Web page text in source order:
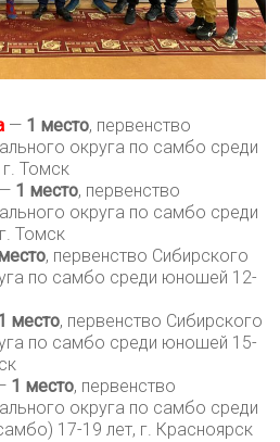
— 1 место, первенство
округа по самбо среди
Томск
— 1 место, первенство
округа по самбо среди
Томск
, первенство Сибирского
по самбо среди юношей 12-
место, первенство Сибирского
по самбо среди юношей 15-
1 место, первенство
округа по самбо среди
17-19 лет, г. Красноярск